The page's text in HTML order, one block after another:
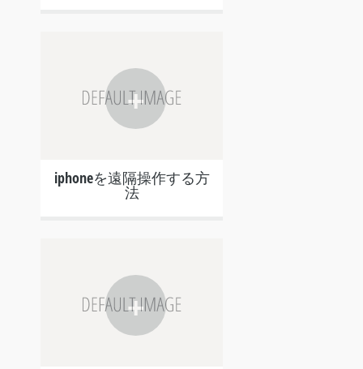
+
iphoneを遠隔操作する方
法
+